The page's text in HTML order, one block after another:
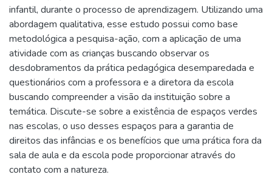
infantil, durante o processo de aprendizagem. Utilizando uma
abordagem qualitativa, esse estudo possui como base
metodológica a pesquisa-ação, com a aplicação de uma
atividade com as crianças buscando observar os
desdobramentos da prática pedagógica desemparedada e
questionários com a professora e a diretora da escola
buscando compreender a visão da instituição sobre a
temática. Discute-se sobre a existência de espaços verdes
nas escolas, o uso desses espaços para a garantia de
direitos das infâncias e os benefícios que uma prática fora da
sala de aula e da escola pode proporcionar através do
contato com a natureza.